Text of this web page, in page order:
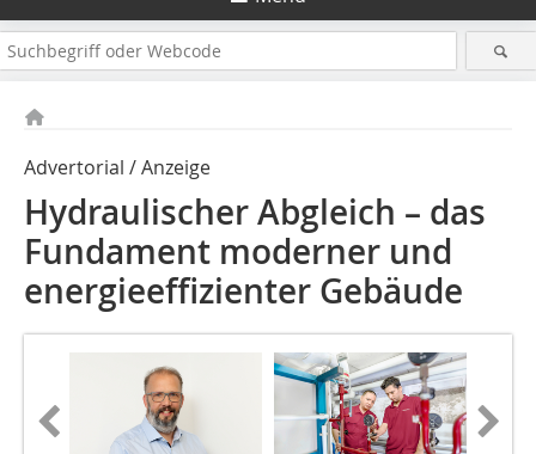
Advertorial / Anzeige
Hydraulischer Abgleich – das
Fundament moderner und
energieeffizienter Gebäude